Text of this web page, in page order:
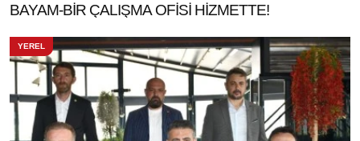
BAYAM-BİR ÇALIŞMA OFİSİ HİZMETTE!
YEREL